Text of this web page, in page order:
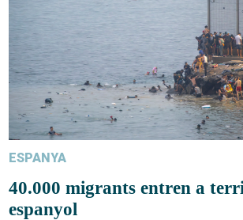
ESPANYA
40.000 migrants entren a
espanyol